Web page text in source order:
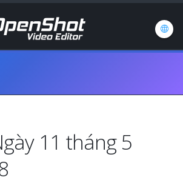
11 tháng 5